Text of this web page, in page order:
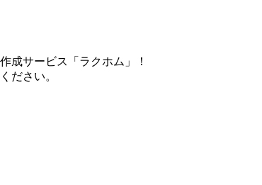
成サービス「ラクホム」！
ださい。